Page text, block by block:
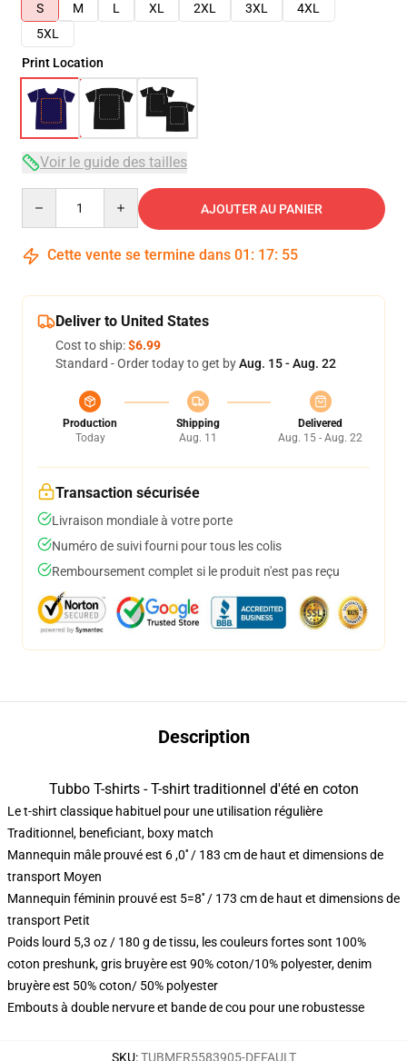
S
M L XL 2XL 3XL
4XL
5XL
Print Location
Voir le guide des tailles
AJOUTER AU PANIER
Cette vente se termine dans 01 : 17: 54
Deliver to United States
Cost to ship:$6.99
Standard - Order today to get byAug. 15 - Aug. 22
Production
Today
Shipping
Aug. 11
Delivered
Aug. 15 - Aug. 22
Transaction sécurisée
Livraison mondiale à votre porte
Numéro de suivi fourni pour tous les colis
Remboursement complet si le produit n'est pas reçu
Description
Tubbo T-shirts - T-shirt traditionnel d'été en coton
Le t-shirt classique habituel pour une utilisation régulière
Traditionnel, beneficiant, boxy match
Mannequin mâle prouvé est 6 ,0′′ / 183 cm de haut et dimensions de
transport Moyen
Mannequin féminin prouvé est 5=8′′ / 173 cm de haut et dimensions de
transport Petit
Poids lourd 5,3 oz / 180 g de tissu, les couleurs fortes sont 100%
coton preshunk, gris bruyère est 90% coton/10% polyester, denim
bruyère est 50% coton/ 50% polyester
Embouts à double nervure et bande de cou pour une robustesse
SKU:TUBMER5583905-DEFAULT